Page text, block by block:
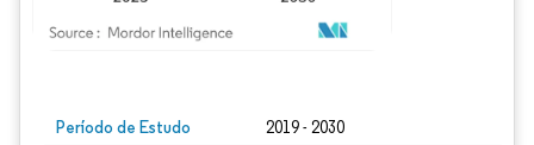
Período de Estudo 2019 - 2030